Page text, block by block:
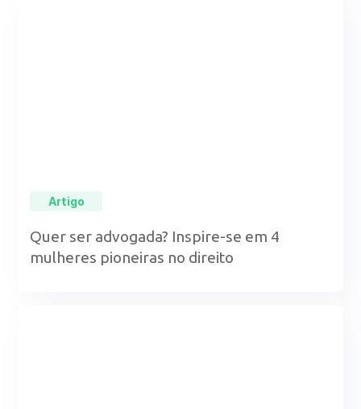
Artigo
Quer ser advogada? Inspire-se em 4
mulheres pioneiras no direito